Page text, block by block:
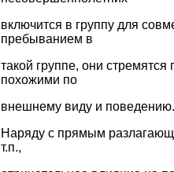
включится в группу для
пребыванием в
такой группе, они
похожими по
внешнему виду и поведению.
Наряду с прямым
т.п.,